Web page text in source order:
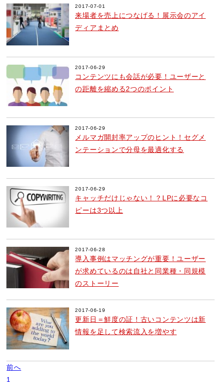
2017-07-01
来場者を売上につなげる！展示会のアイ
ディアまとめ
2017-06-29
コンテンツにも会話が必要！ユーザーと
の距離を縮める2つのポイント
2017-06-29
メルマガ開封率アップのヒント！セグメ
ンテーションで分母を最適化する
2017-06-29
キャッチだけじゃない！？LPに必要なコ
ピーは3つ以上
2017-06-28
導入事例はマッチングが重要！ユーザー
が求めているのは自社と同業種・同規模
のストーリー
2017-06-19
更新日＝鮮度の証！古いコンテンツは新
情報を足して検索流入を増やす
前へ
1